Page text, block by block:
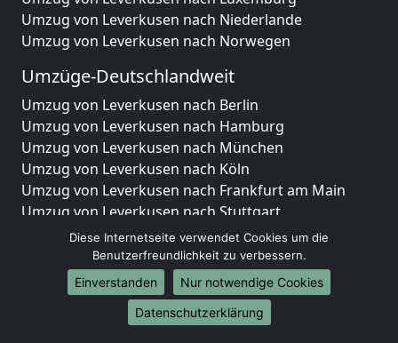
Umzug von Leverkusen nach Niederlande
Umzug von Leverkusen nach Norwegen
Umzüge-Deutschlandweit
Umzug von Leverkusen nach Berlin
Umzug von Leverkusen nach Hamburg
Umzug von Leverkusen nach München
Umzug von Leverkusen nach Köln
Umzug von Leverkusen nach Frankfurt am Main
Umzug von Leverkusen nach Stuttgart
Umzug von Leverkusen nach Düsseldorf
Umzug von Leverkusen nach Leipzig
Umzug von Leverkusen nach Dortmund
Umzug von Leverkusen nach Essen
Umzug von Leverkusen nach Bremen
Diese Internetseite verwendet Cookies um die
Benutzerfreundlichkeit zu verbessern.
Einverstanden
Nur notwendige Cookies
Datenschutzerklärung